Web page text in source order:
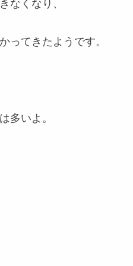
なくなり、
ってきたようです。
多いよ。